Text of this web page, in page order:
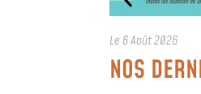
Le 6 Août 2026
NOS